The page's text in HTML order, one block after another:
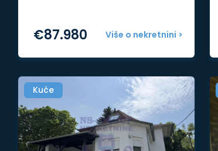
Više o nekretnini >
€87.980
Kuće